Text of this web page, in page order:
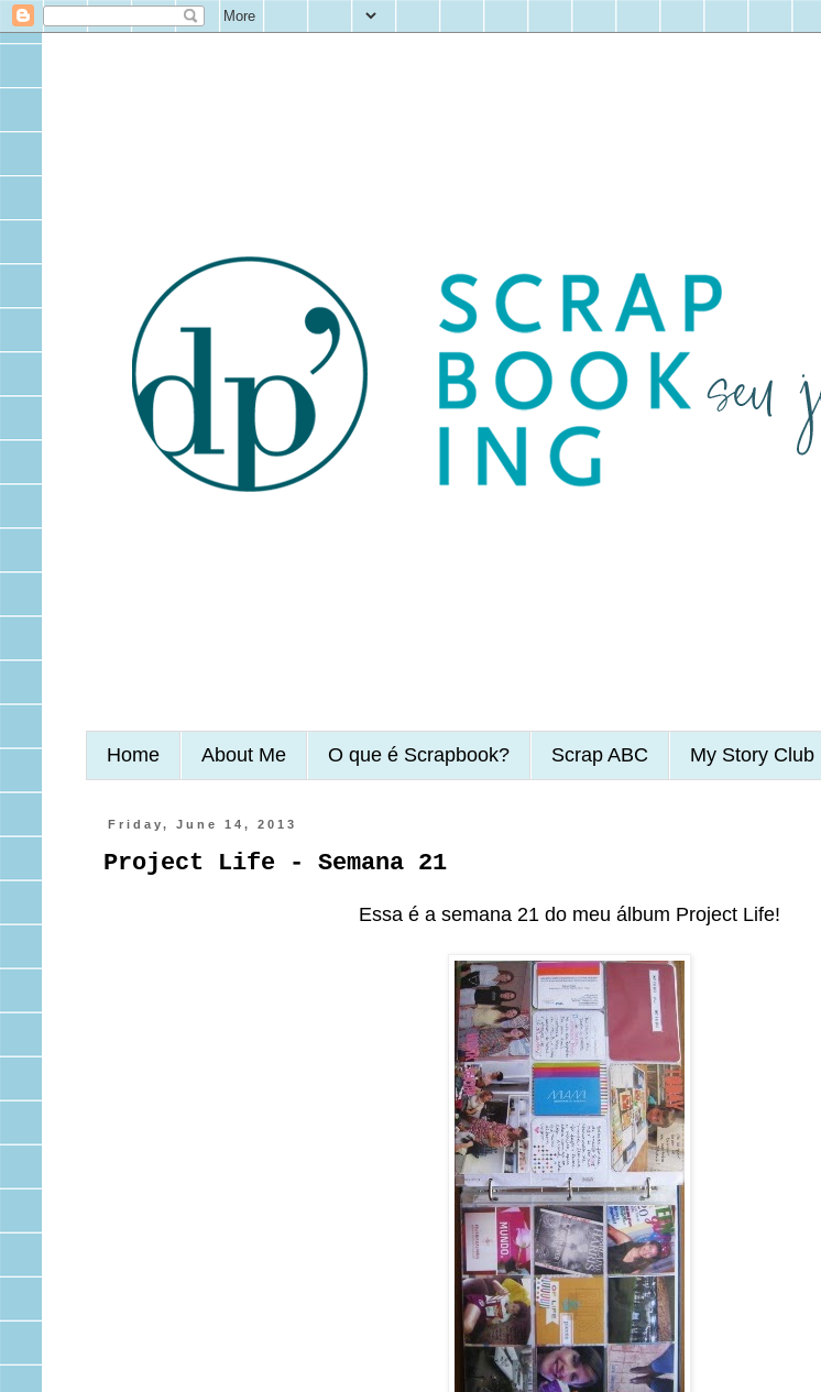
Home About Me O que é Scrapbook? Scrap ABC My Story Club
Friday, June 14, 2013
Project Life - Semana 21
Essa é a semana 21 do meu álbum Project Life!